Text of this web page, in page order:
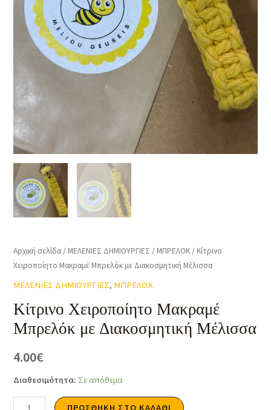
Αρχική σελίδα / ΜΕΛΕΝΙΕΣ ΔΗΜΙΟΥΡΓΙΕΣ / ΜΠΡΕΛΟΚ / Κίτρινο
Χειροποίητο Μακραμέ Μπρελόκ με Διακοσμητική Μέλισσα
ΜΕΛΕΝΙΕΣ ΔΗΜΙΟΥΡΓΙΕΣ, ΜΠΡΕΛΟΚ
Κίτρινο Χειροποίητο Μακραμέ
Μπρελόκ με Διακοσμητική Μέλισσα
4.00€
Διαθεσιμότητα: Σε απόθεμα
ΠΡΟΣΘΉΚΗ ΣΤΟ ΚΑΛΆΘΙ